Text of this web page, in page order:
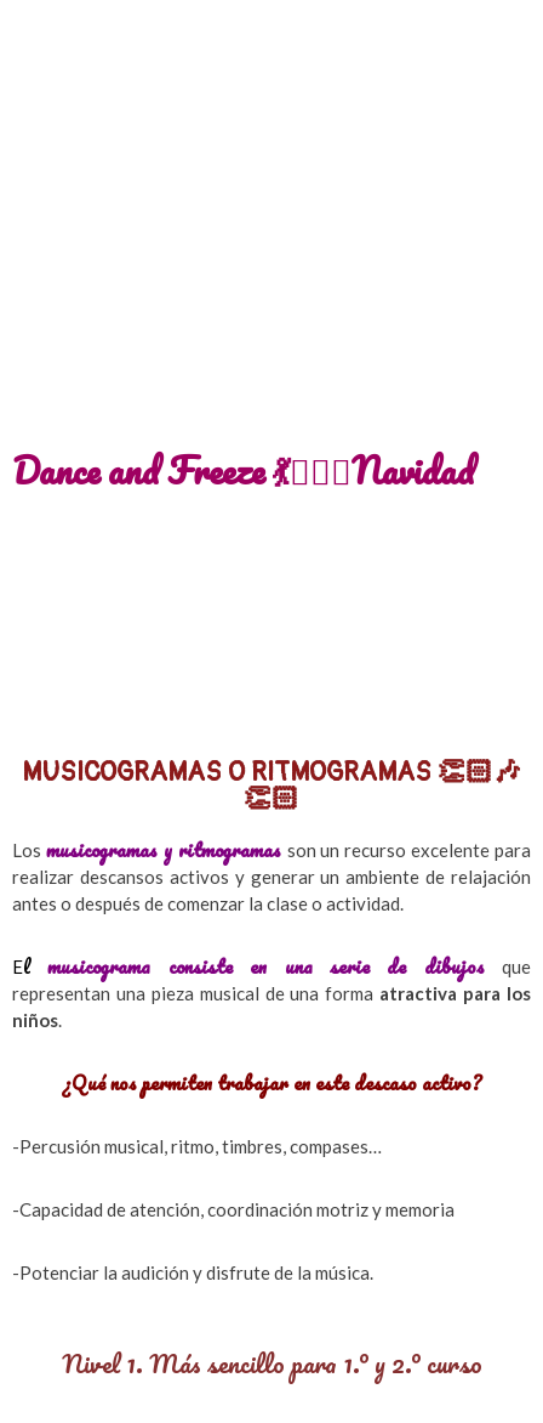
Dance and Freeze 💃🧘🏼‍♀️Navidad
MUSICOGRAMAS O RITMOGRAMAS 👏🏻🎶
👏🏻
Los musicogramas y ritmogramas son un recurso excelente para
realizar descansos activos y generar un ambiente de relajación
antes o después de comenzar la clase o actividad.
Elmusicograma consiste en una serie de dibujos
que
representan una pieza musical de una forma atractiva para los
niños.
¿Qué nos permiten trabajar en este descaso activo?
-Percusión musical, ritmo, timbres, compases…
-Capacidad de atención, coordinación motriz y memoria
-Potenciar la audición y disfrute de la música.
Nivel 1. Más sencillo para 1.º y 2.º curso